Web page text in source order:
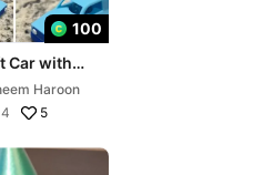
100
Car with
Haroon
4 5